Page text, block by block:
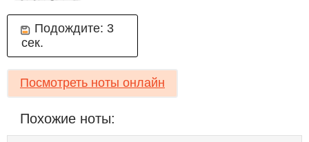
Подождите: 3
сек.
Посмотреть ноты онлайн
Похожие ноты: